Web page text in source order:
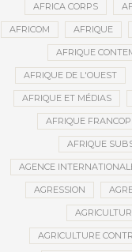
AFRICA CORPS
AFRICOM AFRIQUE
AFRIQUE
AFRIQUE DE L'OUEST
AFRIQUE ET MÉDIAS
AFRIQUE
AFRIQUE
AGENCE
AGRESSION
AGRICULTURE